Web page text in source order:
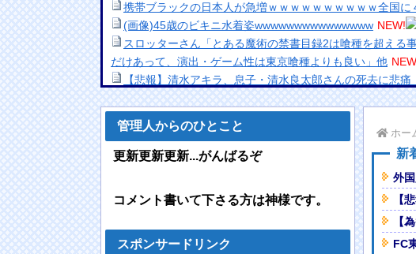
携帯ブラックの日本人が急増ｗｗｗｗｗｗｗｗｗｗ全国に
(画像)45歳のビキニ水着姿wwwwwwwwwwwwwww NEW!
スロッターさん「とある魔術の禁書目録2は喰種を超える
だけあって、演出・ゲーム性は東京喰種よりも良い」他
【悲報】清水アキラ、息子・清水良太郎さんの死去に悲
【画像】アイドル「私たち脱いだらこんな感じでーす♡」
1番美味い焼き鳥、決まる
【初水着画像】この可愛さで巨乳は反則だろwwwwwシン
月山鈴音、人生初グラビアのオフショットが大反響！！！
F1ドライバー達の夏休みは「みんな海だな」「南半球に
【動画】うそでしょー！藤沢市で撮影された予測可能割合
ホー
新
外
【
【
FC
管理人からのひとこと
更新更新更新...がんばるぞ
コメント書いて下さる方は神様です。
スポンサードリンク